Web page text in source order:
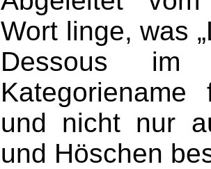
Wort linge, was
Dessous
Kategoriename
und nicht nur
und Höschen